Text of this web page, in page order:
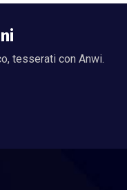
tesserati con Anwi.